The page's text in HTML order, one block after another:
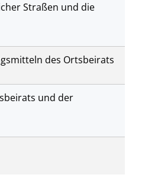
Straßen und die
des Ortsbeirats
und der